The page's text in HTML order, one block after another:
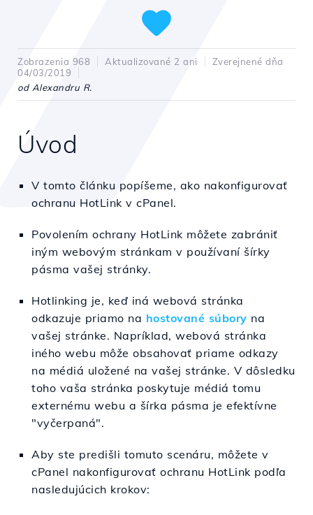
Zobrazenia 968 Aktualizované 2 ani
Zverejnené dňa
04/03/2019
od Alexandru R.
Úvod
V tomto článku popíšeme, ako nakonfigurovať
ochranu HotLink v cPanel.
Povolením ochrany HotLink môžete zabrániť
iným webovým stránkam v používaní šírky
pásma vašej stránky.
Hotlinking je, keď iná webová stránka
odkazuje priamo na hostované súbory na
vašej stránke. Napríklad, webová stránka
iného webu môže obsahovať priame odkazy
na médiá uložené na vašej stránke. V dôsledku
toho vaša stránka poskytuje médiá tomu
externému webu a šírka pásma je efektívne
"vyčerpaná".
Aby ste predišli tomuto scenáru, môžete v
cPanel nakonfigurovať ochranu HotLink podľa
nasledujúcich krokov: